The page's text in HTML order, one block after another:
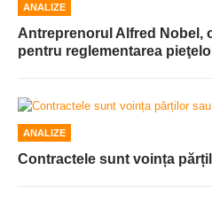
ANALIZE
Antreprenorul Alfred Nobel,
pentru reglementarea
ANALIZE
Contractele sunt voința